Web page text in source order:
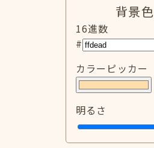
背景色
16進数
#
カラーピッカー
明るさ